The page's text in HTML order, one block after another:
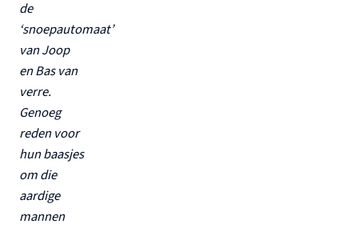
de
‘snoepautomaat’
van Joop
en Bas van
verre.
Genoeg
reden voor
hun baasjes
om die
aardige
mannen